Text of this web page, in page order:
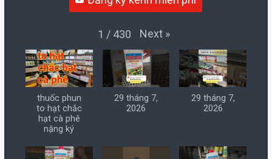
1 / 430 Next »
thuốc phun
to hạt chắc
hạt cà phê
nặng ký
29 tháng 7,
2026
29 tháng 7,
2026